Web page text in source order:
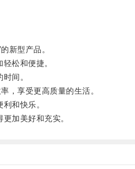
新型产品。
松和便捷。
间。
，享受更高质量的生活。
和快乐。
加美好和充实。